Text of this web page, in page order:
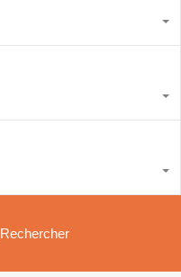
Rechercher